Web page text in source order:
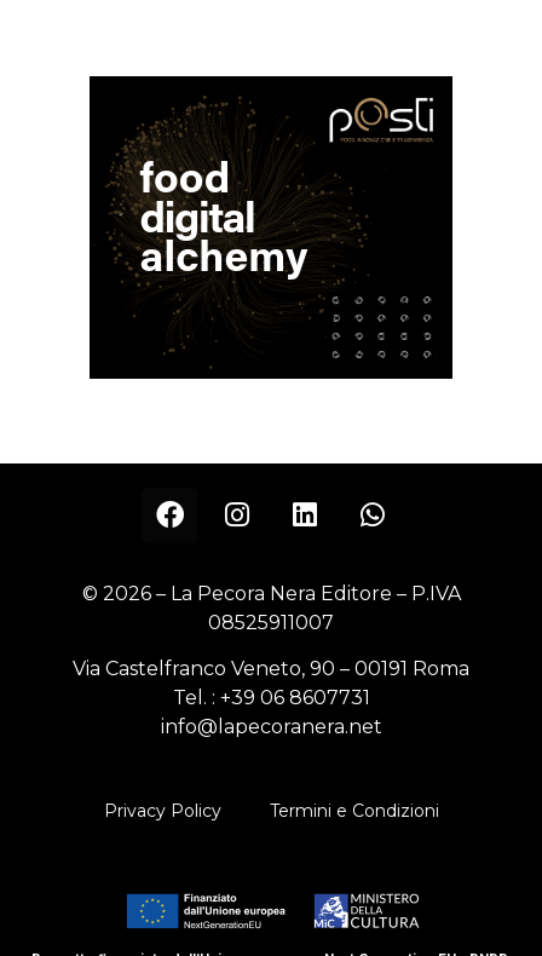
© 2026 – La Pecora Nera Editore – P.IVA
08525911007
Via Castelfranco Veneto, 90 – 00191 Roma
Tel. : +39 06 8607731
info@lapecoranera.net
Privacy Policy Termini e Condizioni